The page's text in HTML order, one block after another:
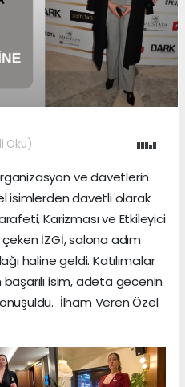
Oku)
ve davetlerin
isimlerden davetli olarak
Karizması ve Etkileyici
İZGİ, salona adım
haline geldi. Katılımcılar
isim, adeta gecenin
İlham Veren Özel